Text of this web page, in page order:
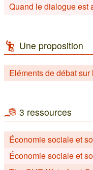
Quand le dialogue est
Une proposition
Eléments de débat
3 ressources
Économie sociale et
Économie sociale et